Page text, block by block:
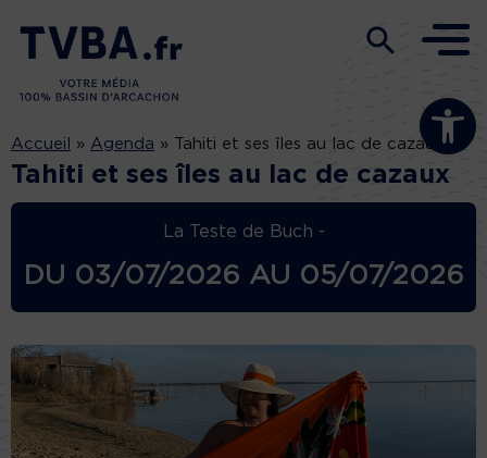
Ouvrir la
Accueil » Agenda » Tahiti et ses îles au lac de cazaux
Tahiti et ses îles au lac de cazaux
La Teste de Buch -
DU 03/07/2026 AU 05/07/2026